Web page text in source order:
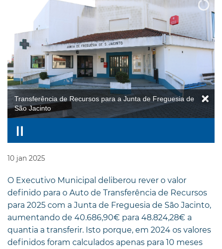
Transferência de Recursos para a Junta de Freguesia de
São Jacinto
10 jan 2025
O Executivo Municipal deliberou rever o valor
definido para o Auto de Transferência de Recursos
para 2025 com a Junta de Freguesia de São Jacinto,
aumentando de 40.686,90€ para 48.824,28€ a
quantia a transferir. Isto porque, em 2024 os valores
definidos foram calculados apenas para 10 meses